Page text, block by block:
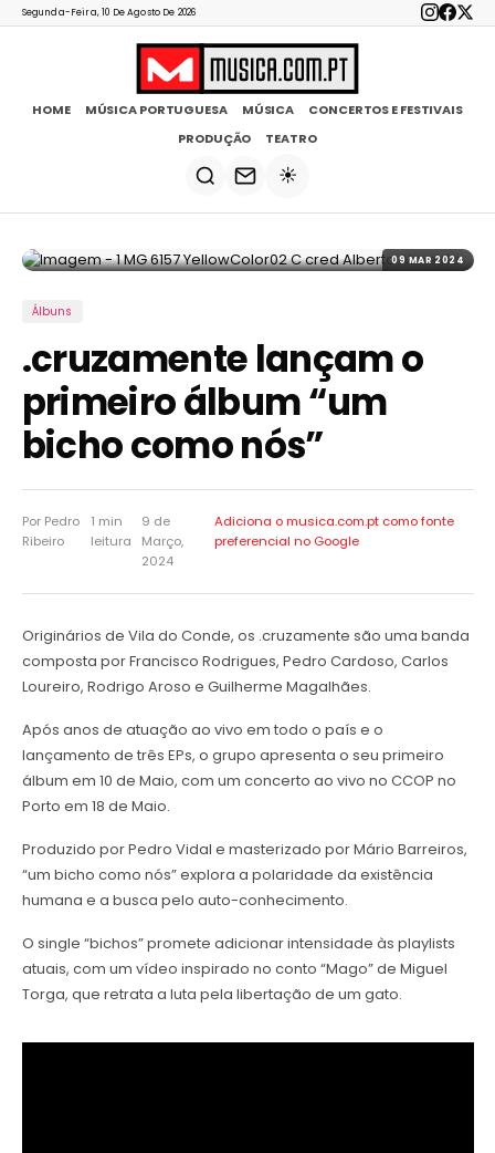
Segunda-Feira, 10 De Agosto De 2026
HOME MÚSICA PORTUGUESA MÚSICA
CONCERTOS E FESTIVAIS
PRODUÇÃO
TEATRO
☀️
09 MAR 2024
Álbuns
.cruzamente lançam o
primeiro álbum “um
bicho como nós”
Por Pedro
Ribeiro
1 min
leitura
9 de
Março,
2024
Adiciona o musica.com.pt comofonte
preferencial no Google
Originários de Vila do Conde, os .cruzamente são uma banda
composta por Francisco Rodrigues, Pedro Cardoso, Carlos
Loureiro, Rodrigo Aroso e Guilherme Magalhães.
Após anos de atuação ao vivo em todo o país e o
lançamento de três EPs, o grupo apresenta o seu primeiro
álbum em 10 de Maio, com um concerto ao vivo no CCOP no
Porto em 18 de Maio.
Produzido por Pedro Vidal e masterizado por Mário Barreiros,
“um bicho como nós” explora a polaridade da existência
humana e a busca pelo auto-conhecimento.
O single “bichos” promete adicionar intensidade às playlists
atuais, com um vídeo inspirado no conto “Mago” de Miguel
Torga, que retrata a luta pela libertação de um gato.